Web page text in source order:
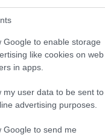
Google to enable storage
like cookies on
in apps.
my user data to be sent to
advertising purposes.
Google to send me